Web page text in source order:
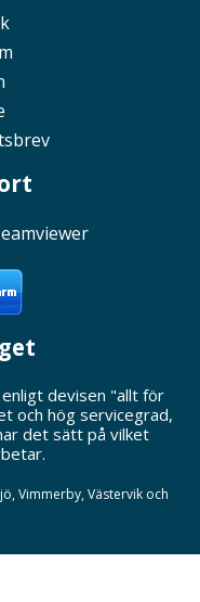
devisen "allt för
och hög servicegrad,
det sätt på vilket
Vimmerby, Västervik och